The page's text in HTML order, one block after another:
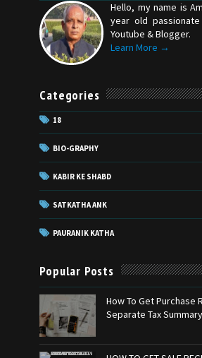
Hello, my name is
year old
Youtube & Blogger.
Learn More →
Categories
18
BIO-GRAPHY
KABIR KE SHABD
SATKATHA ANK
PAURANIK KATHA
Popular Posts
How To Get Purchase
Separate Tax Summary